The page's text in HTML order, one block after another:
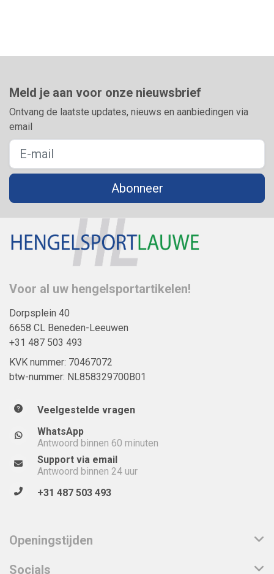
Meld je aan voor onze nieuwsbrief
Ontvang de laatste updates, nieuws en aanbiedingen via
email
Abonneer
Voor al uw hengelsportartikelen!
Dorpsplein 40
6658 CL Beneden-Leeuwen
+31 487 503 493
KVK nummer: 70467072
btw-nummer: NL858329700B01
Veelgestelde vragen
WhatsApp
Antwoord binnen 60 minuten
Support via email
Antwoord binnen 24 uur
+31 487 503 493
Openingstijden
Socials